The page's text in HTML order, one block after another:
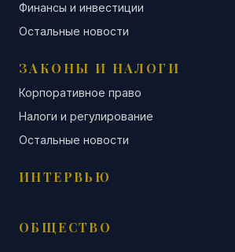
Финансы и инвестиции
Остальные новости
ЗАКОНЫ И НАЛОГИ
Корпоративное право
Налоги и регулирование
Остальные новости
ИНТЕРВЬЮ
ОБЩЕСТВО